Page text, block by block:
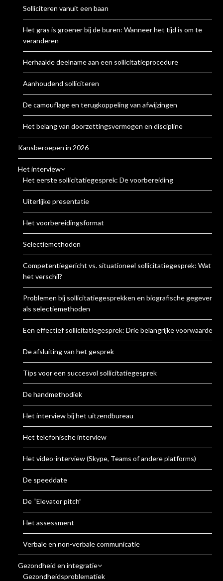
Solliciteren vanuit een baan
Het gras is groener bij de buren: Wanneer het tijd is om te
veranderen
Herhaalde deelname aan een sollicitatieprocedure
Aanhoudend solliciteren
De camouflage en terugkoppeling van afwijzingen
Het belang van doorzettingsvermogen en discipline
Kansberoepen in 2026
Het interview
Het eerste sollicitatiegesprek: De voorbereiding
Uiterlijke presentatie
Het voorbereidingsformat
Selectiemethoden
Competentiegericht vs. situationeel sollicitatiegesprek: Wat is
het verschil?
Problemen bij sollicitatiegesprekken en biografische gegevens
als selectiemethoden
Een effectief sollicitatiegesprek: Drie belangrijke voorwaarden
De afsluiting van het gesprek
Tips voor een succesvol sollicitatiegesprek
De handmethodiek
Het interview bij het uitzendbureau
Het telefonische interview
Het video-interview (Skype, Teams of andere platforms)
De speeddate
De “Elevator pitch”
Het assessment
Verbale en non-verbale communicatie
Gezondheid en integratie
Gezondheidsproblematiek